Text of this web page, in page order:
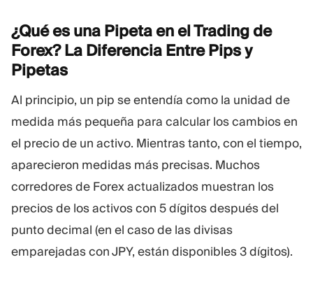
¿Qué es una Pipeta en el Trading de
Forex? La Diferencia Entre Pips y
Pipetas
Al principio, un pip se entendía como la unidad de
medida más pequeña para calcular los cambios en
el precio de un activo. Mientras tanto, con el tiempo,
aparecieron medidas más precisas. Muchos
corredores de Forex actualizados muestran los
precios de los activos con 5 dígitos después del
punto decimal (en el caso de las divisas
emparejadas con JPY, están disponibles 3 dígitos).